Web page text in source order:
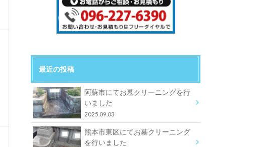
最近の投稿
阿蘇市にてお墓クリーニングを行
いました
2025.09.03
熊本市東区にてお墓クリーニング
を行いました